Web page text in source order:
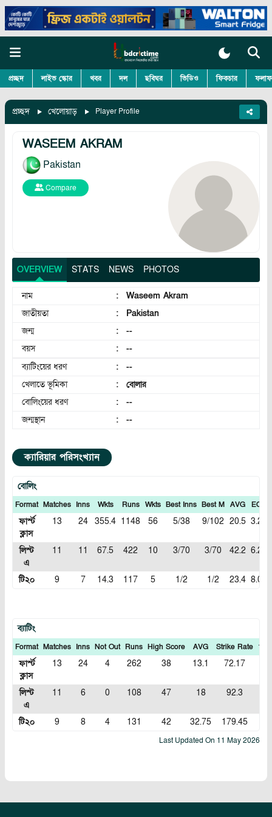
প্রচ্ছদ লাইভ স্কোর খবর দল ছবিঘর ভিডিও ফিকচার
প্রচ্ছদ খেলোয়াড় Player Profile
WASEEM AKRAM
Pakistan
Compare
OVERVIEW STATS NEWS PHOTOS
নাম :
Waseem Akram
জাতীয়তা
:
Pakistan
জন্ম
:
--
বয়স
:
--
ব্যাটিংয়ের ধরণ
:
--
খেলাতে ভূমিকা
:
বোলার
বোলিংয়ের ধরণ
:
--
জন্মস্থান
: --
ক্যারিয়ার পরিসংখ্যান
বোলিং
Format Matches Inns Wkts Runs Wkts Best Inns Best M AVG ECN
ফার্স্ট
ক্লাস
13 24 355.4 1148 56 5/38 9/102 20.5 3.22
লিস্ট
এ
11 11 67.5 422 10 3/70 3/70 42.2 6.22
টি২০ 9 7 14.3 117 5 1/2 1/2 23.4 8.06
ব্যাটিং
Format Matches Inns Not Out Runs High Score AVG Strike Rate
ফার্স্ট
ক্লাস
13 24 4 262 38 13.1 72.17
লিস্ট
এ
11 6 0 108 47 18 92.3
টি২০ 9 8 4 131 42 32.75 179.45
Last Updated On 11 May 2026